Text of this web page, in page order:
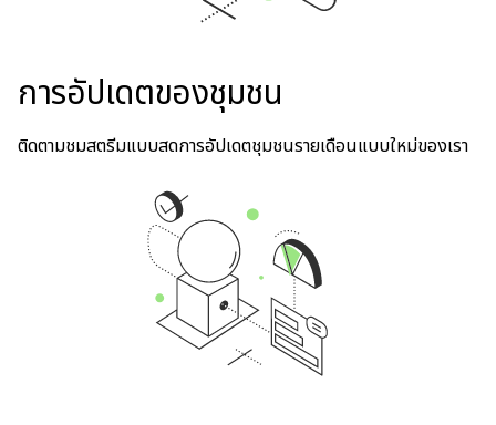
การอัปเดตของชุมชน
ติดตามชมสตรีมแบบสดการอัปเดตชุมชนรายเดือนแบบใหม่ของเรา